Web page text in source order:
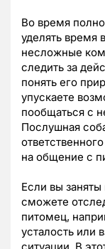
Во время
уделять время
несложные
следить за
понять его
упускаете
пообщаться с
Послушная
на общение с
Если вы
сможете
питомец,
усталость или
ситуации. В